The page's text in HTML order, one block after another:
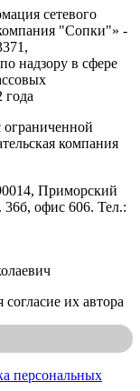
сетевого
"Сопки"» -
надзору в сфере
года
ограниченной
компания
Приморский
36б, офис 606. Тел.:
их автора
персональных